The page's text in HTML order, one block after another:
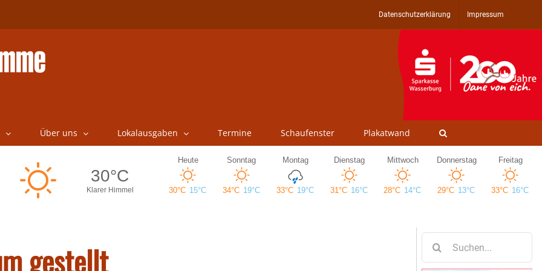
Datenschutzerklärung Impressum
Über uns Lokalausgaben Termine Schaufenster Plakatwand
gestellt
nach: